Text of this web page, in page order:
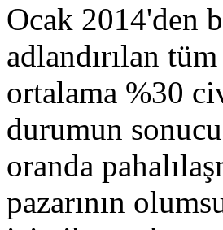
Ocak 2014'den
adlandırılan
ortalama %30
durumun
oranda
pazarının